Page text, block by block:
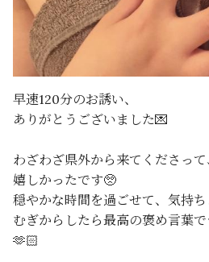
早速120分のお誘い、
ありがとうございました💌
わざわざ県外から来てくださっ
嬉しかったです🥺
穏やかな時間を過ごせて、気持
むぎからしたら最高の褒め言葉
🫶🏻